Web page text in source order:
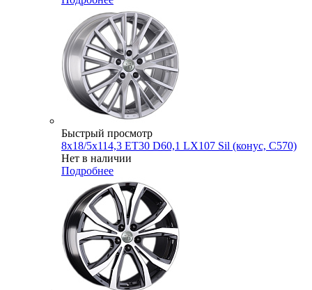
Быстрый просмотр
8x18/5x114,3 ET30 D60,1 LX107 Sil (конус, C570)
Нет в наличии
Подробнее